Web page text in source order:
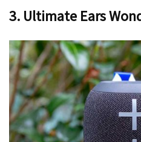
3. Ultimate Ears